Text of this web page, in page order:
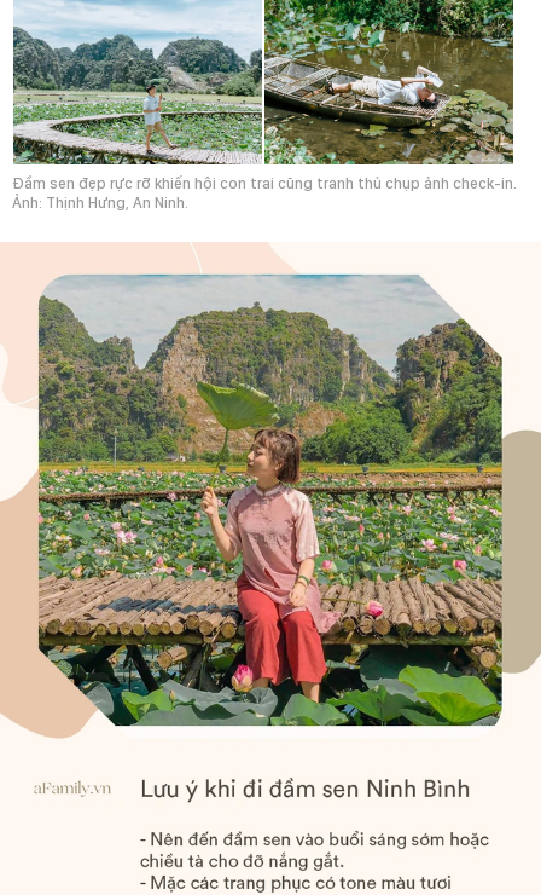
Đầm sen đẹp rực rỡ khiến hội con trai cũng tranh thủ chụp ảnh check-in.
Ảnh: Thịnh Hưng, An Ninh.